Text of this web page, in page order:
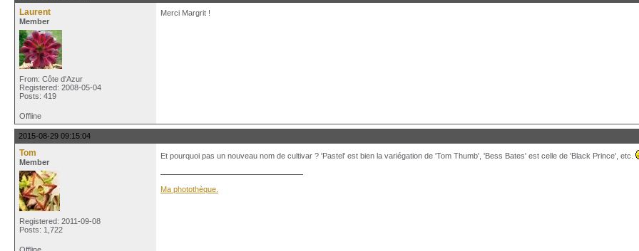
Laurent
Member
From: Côte d'Azur
Registered: 2008-05-04
Posts: 419
Merci Margrit !
Offline
2015-08-29 09:15:04
Tom
Member
Registered: 2011-09-08
Posts: 1,722
Et pourquoi pas un nouveau nom de cultivar ? 'Pastel' est bien la variégation de 'Tom Thumb', 'Bess Bates' est celle de 'Black Prince', etc.
Ma photothèque.